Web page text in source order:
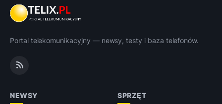
Portal telekomunikacyjny — newsy, testy i baza telefonów.
NEWSY SPRZĘT